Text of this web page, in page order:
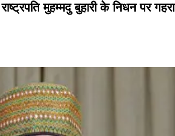
राष्ट्रपति मुहम्मदु बुहारी के निधन पर